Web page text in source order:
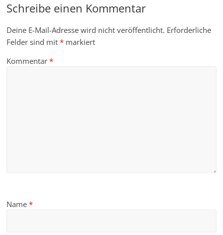
Schreibe einen Kommentar
Deine E-Mail-Adresse wird nicht veröffentlicht. Erforderliche
Felder sind mit* markiert
Kommentar*
Name*